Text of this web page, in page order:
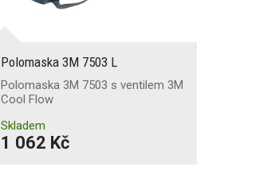
Polomaska 3M 7503 L
Polomaska 3M 7503 s ventilem 3M
Cool Flow
Skladem
1 062 Kč